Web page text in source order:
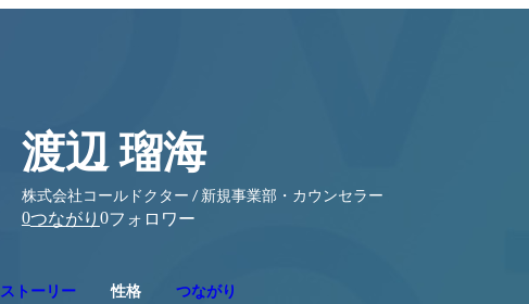
渡辺 瑠海
株式会社コールドクター / 新規事業部・カウンセラー
0つながり 0フォロワー
ストーリー 性格 つながり